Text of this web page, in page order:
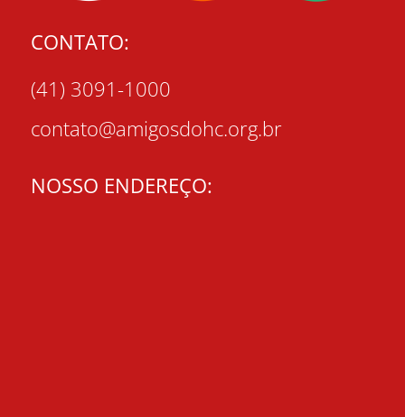
CONTATO:
(41) 3091-1000
contato@amigosdohc.org.br
NOSSO ENDEREÇO: